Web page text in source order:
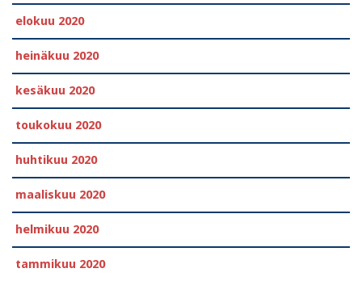
elokuu 2020
heinäkuu 2020
kesäkuu 2020
toukokuu 2020
huhtikuu 2020
maaliskuu 2020
helmikuu 2020
tammikuu 2020